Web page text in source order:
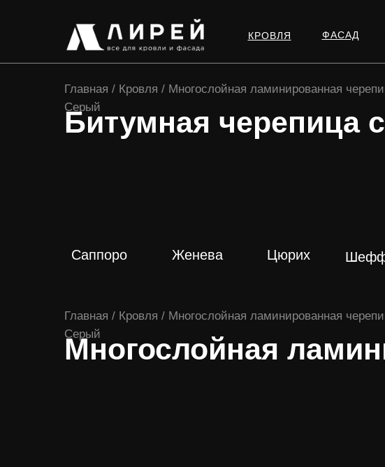
КРОВЛЯ ФАСАД
Битумная черепица
Главная / Кровля / Многослойная ламинированная
Серый
Саппоро Женева Цюрих
Многослойная
Главная / Кровля / Многослойная ламинированная
Серый